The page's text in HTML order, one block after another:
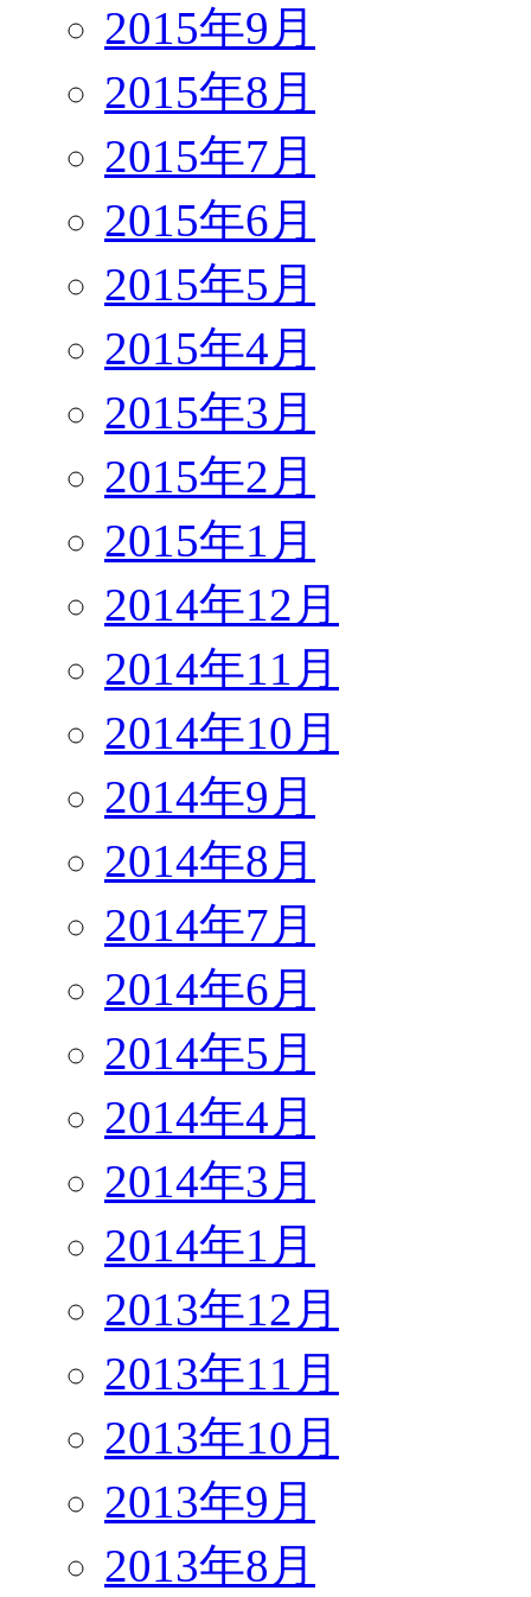
2015年9月
2015年8月
2015年7月
2015年6月
2015年5月
2015年4月
2015年3月
2015年2月
2015年1月
2014年12月
2014年11月
2014年10月
2014年9月
2014年8月
2014年7月
2014年6月
2014年5月
2014年4月
2014年3月
2014年1月
2013年12月
2013年11月
2013年10月
2013年9月
2013年8月